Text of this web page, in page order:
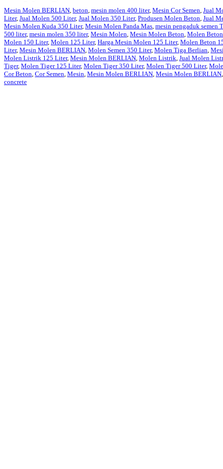
Mesin Molen BERLIAN, beton, mesin molen 400 liter, Mesin Cor Semen, Jual
Liter, Jual Molen 500 Liter, Jual Molen 350 Liter, Produsen Molen Beton, Jual
Mesin Molen Kuda 350 Liter, Mesin Molen Panda Mas, mesin pengaduk semen
500 liter, mesin molen 350 liter, Mesin Molen, Mesin Molen Beton, Molen Beton
Molen 150 Liter, Molen 125 Liter, Harga Mesin Molen 125 Liter, Molen Beton
Liter, Mesin Molen BERLIAN, Molen Semen 350 Liter, Molen Tiga Berlian,
Molen Listrik 125 Liter, Mesin Molen BERLIAN, Molen Listrik, Jual Molen
Tiger, Molen Tiger 125 Liter, Molen Tiger 350 Liter, Molen Tiger 500 Liter,
Cor Beton, Cor Semen, Mesin, Mesin Molen BERLIAN, Mesin Molen BERLIAN
concrete